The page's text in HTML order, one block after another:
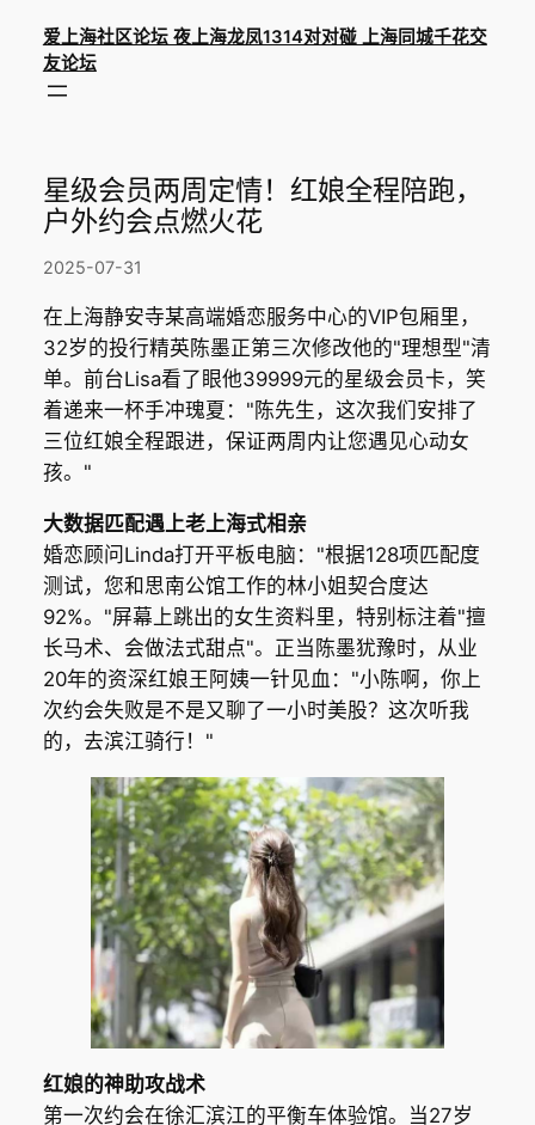
爱上海社区论坛 夜上海龙凤1314对对碰 上海同城千花交
友论坛
星级会员两周定情！红娘全程陪跑，
户外约会点燃火花
2025-07-31
在上海静安寺某高端婚恋服务中心的VIP包厢里，
32岁的投行精英陈墨正第三次修改他的"理想型"清
单。前台Lisa看了眼他39999元的星级会员卡，笑
着递来一杯手冲瑰夏："陈先生，这次我们安排了
三位红娘全程跟进，保证两周内让您遇见心动女
孩。"
大数据匹配遇上老上海式相亲
婚恋顾问Linda打开平板电脑："根据128项匹配度
测试，您和思南公馆工作的林小姐契合度达
92%。"屏幕上跳出的女生资料里，特别标注着"擅
长马术、会做法式甜点"。正当陈墨犹豫时，从业
20年的资深红娘王阿姨一针见血："小陈啊，你上
次约会失败是不是又聊了一小时美股？这次听我
的，去滨江骑行！"
红娘的神助攻战术
第一次约会在徐汇滨江的平衡车体验馆。当27岁